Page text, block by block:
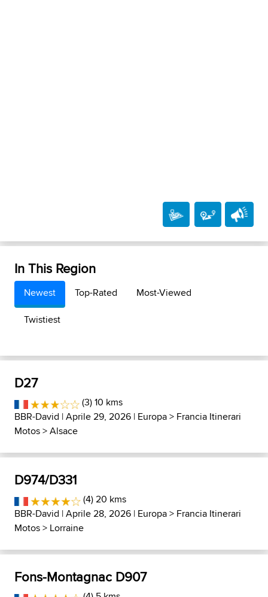
In This Region
Newest Top-Rated
Most-Viewed
Twistiest
D27
(3) 10 kms
BBR-David | Aprile 29, 2026 | Europa> Francia Itinerari
Motos>Alsace
D974/D331
(4) 20 kms
BBR-David | Aprile 28, 2026 | Europa> Francia Itinerari
Motos> Lorraine
Fons-Montagnac D907